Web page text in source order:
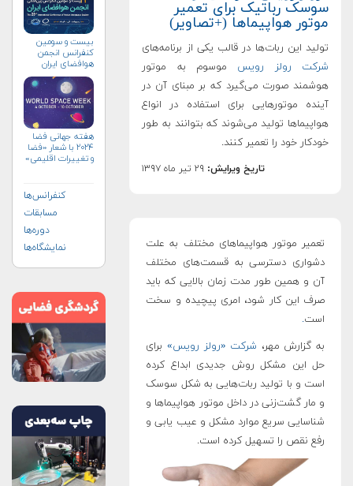
سوسک رباتیک برای تعمیر
موتور هواپیماها (+تصاویر)
تولید این ربات‌ها در قالب یکی از برنامه‌های
شرکت رولز رویس موسوم به موتور
هوشمند صورت می‌گیرد که بر مبنای آن در
آینده موتورهایی برای استفاده در انواع
هواپیماها تولید می‌شوند که بتوانند به طور
خودکار خود را تعمیر کنند.
تاریخ ویرایش: ۲۹ تیر ماه ۱۳۹۷
تعمیر موتور هواپیماهای مختلف به علت
دشواری دسترسی به قسمت‌های مختلف
آن و همین طور مدت زمان بالایی که باید
صرف این کار شود، امری پیچیده و سخت
است.
به گزارش مهر، شرکت «رولز رویس» برای
حل این مشکل روش جدیدی ابداع کرده
است و با تولید ربات‌هایی به شکل سوسک
و مار گشت‌زنی در داخل موتور هواپیماها و
شناسایی سریع موارد مشکل و عیب یابی و
رفع نقص را تسهیل کرده است.
بیست و سومین
کنفرانس انجمن
هوافضای ايران
هفته جهانی فضا
۲۰۲۴ با شعار «فضا
و تغییرات اقلیمی»
کنفرانس‌ها
مسابقات
دوره‌ها
نمایشگاه‌ها